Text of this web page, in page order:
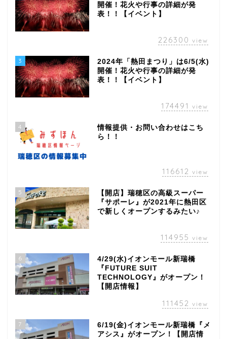
開催！花火や行事の詳細が発
表！！【イベント】
226300 view
3
2024年「熱田まつり」は6/5(水)
開催！花火や行事の詳細が発
表！！【イベント】
174491 view
4
情報提供・お問い合わせはこち
ら！！
116612 view
5
【開店】瑞穂区の高級スーパー
『サポーレ』が2021年に熱田区
で新しくオープンするみたい♪
114955 view
6
4/29(水)イオンモール新瑞橋
『FUTURE SUIT
TECHNOLOGY』がオープン！
【開店情報】
111452 view
7
6/19(金)イオンモール新瑞橋『メ
アシス』がオープン！【開店情